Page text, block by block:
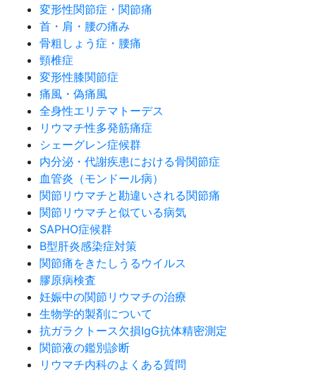
変形性関節症・関節痛
首・肩・腰の痛み
骨粗しょう症・腰痛
頸椎症
変形性膝関節症
痛風・偽痛風
全身性エリテマトーデス
リウマチ性多発筋痛症
シェーグレン症候群
内分泌・代謝疾患における骨関節症
血管炎（モンドール病）
関節リウマチと勘違いされる関節痛
関節リウマチと似ている病気
SAPHO症候群
B型肝炎感染症対策
関節痛をきたしうるウイルス
膠原病検査
妊娠中の関節リウマチの治療
生物学的製剤について
抗ガラクトース欠損IgG抗体精密測定
関節液の鑑別診断
リウマチ内科のよくある質問